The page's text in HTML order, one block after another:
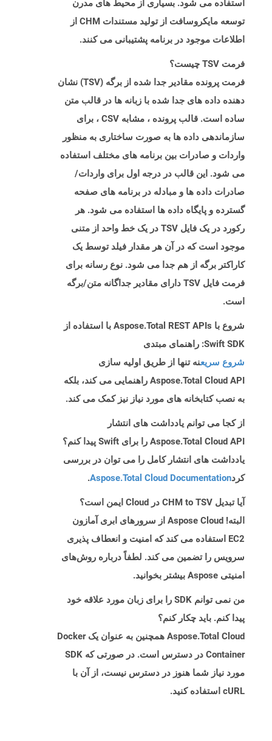
استفاده می شود. بسیاری از محیط های مدرن
توسعه مایکروسافت از تولید مستندات CHM از
اطلاعات موجود در برنامه پشتیبانی می کنند.
فرمت TSV چیست؟
فرمت پرونده مقادیر جدا شده از برگه (TSV) نشان
دهنده داده های جدا شده با زبانه ها در قالب متن
ساده است. قالب پرونده ، مشابه CSV ، برای
سازماندهی داده ها به صورت ساختاری به منظور
واردات و صادرات بین برنامه های مختلف استفاده
می شود. این قالب در درجه اول برای واردات/
صادرات داده ها و مبادله در برنامه های صفحه
گسترده و پایگاه داده ها استفاده می شود. هر
رکورد در یک فایل TSV در یک خط واحد از متنی
موجود است که در آن هر مقدار فیلد توسط یک
کاراکتر برگه از هم جدا می شود. نوع رسانه برای
فرمت فایل TSV دارای مقادیر جداگانه متن/برگه
است.
شروع با Aspose.Total REST APIs با استفاده از
Swift SDK: راهنمای مبتدی
شروع سریعنه تنها از طریق اولیه سازی
Aspose.Total Cloud API راهنمایی می کند، بلکه
به نصب کتابخانه های مورد نیاز نیز کمک می کند.
از کجا می توانم یادداشت های انتشار
Aspose.Total Cloud API را برای Swift پیدا کنم؟
یادداشت های انتشار کامل را می توان در بررسی
کردAspose.Total Cloud Documentation
.
آیا تبدیل CHM to TSV در Cloud ایمن است؟
البته! Aspose Cloud از سرورهای ابری آمازون
EC2 استفاده می کند که امنیت و انعطاف پذیری
سرویس را تضمین می کند. لطفاً درباره روش‌های
امنیتی Aspose بیشتر بخوانید.
من نمی توانم SDK را برای زبان مورد علاقه خود
پیدا کنم. باید چکار کنم؟
Aspose.Total Cloud همچنین به عنوان یک Docker
Container در دسترس است. در صورتی که SDK
مورد نیاز شما هنوز در دسترس نیست، از آن با
cURL استفاده کنید.